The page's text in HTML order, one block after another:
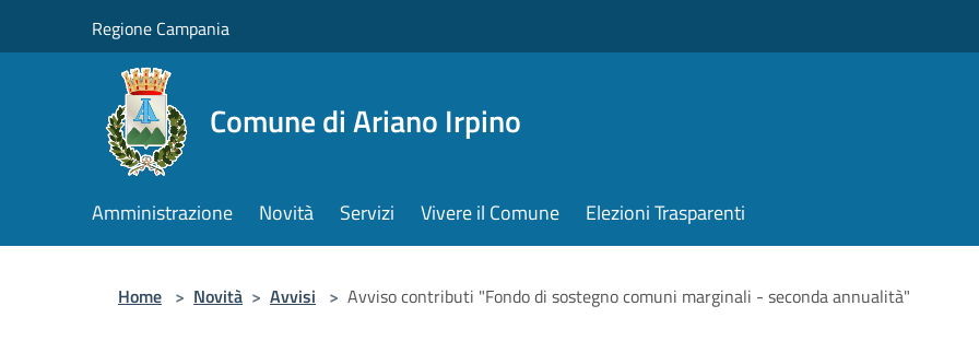
Regione Campania
Comune di Ariano Irpino
Amministrazione Novità Servizi Vivere il Comune Elezioni Trasparenti
Home > Novità > Avvisi > Avviso contributi "Fondo di sostegno comuni marginali - seconda annualità"